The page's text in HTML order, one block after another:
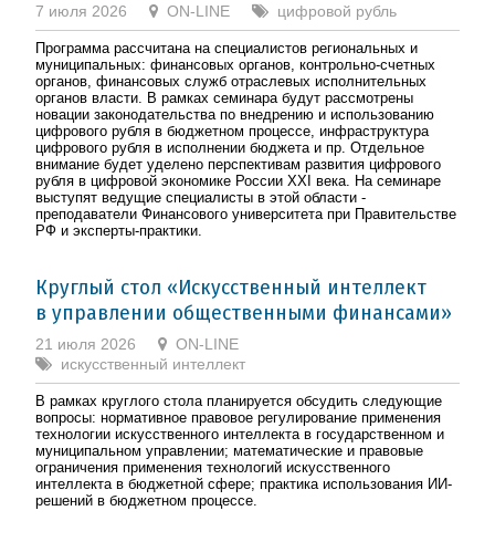
7 июля 2026 ON-LINE цифровой рубль
Программа рассчитана на специалистов региональных и
муниципальных: финансовых органов, контрольно-счетных
органов, финансовых служб отраслевых исполнительных
органов власти. В рамках семинара будут рассмотрены
новации законодательства по внедрению и использованию
цифрового рубля в бюджетном процессе, инфраструктура
цифрового рубля в исполнении бюджета и пр. Отдельное
внимание будет уделено перспективам развития цифрового
рубля в цифровой экономике России XXI века. На семинаре
выступят ведущие специалисты в этой области -
преподаватели Финансового университета при Правительстве
РФ и эксперты-практики.
Круглый стол «Искусственный интеллект
в управлении общественными финансами»
21 июля 2026
ON-LINE
искусcтвенный интеллект
В рамках круглого стола планируется обсудить следующие
вопросы: нормативное правовое регулирование применения
технологии искусственного интеллекта в государственном и
муниципальном управлении; математические и правовые
ограничения применения технологий искусственного
интеллекта в бюджетной сфере; практика использования ИИ-
решений в бюджетном процессе.